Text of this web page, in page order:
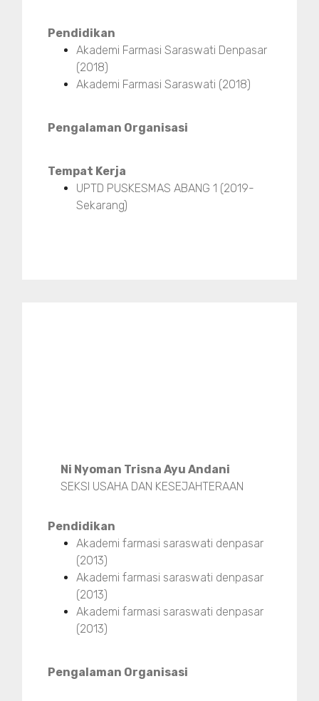
Pendidikan
Akademi Farmasi Saraswati Denpasar
(2018)
Akademi Farmasi Saraswati (2018)
Pengalaman Organisasi
Tempat Kerja
UPTD PUSKESMAS ABANG 1 (2019-
Sekarang)
Ni Nyoman Trisna Ayu Andani
SEKSI USAHA DAN KESEJAHTERAAN
Pendidikan
Akademi farmasi saraswati denpasar
(2013)
Akademi farmasi saraswati denpasar
(2013)
Akademi farmasi saraswati denpasar
(2013)
Pengalaman Organisasi